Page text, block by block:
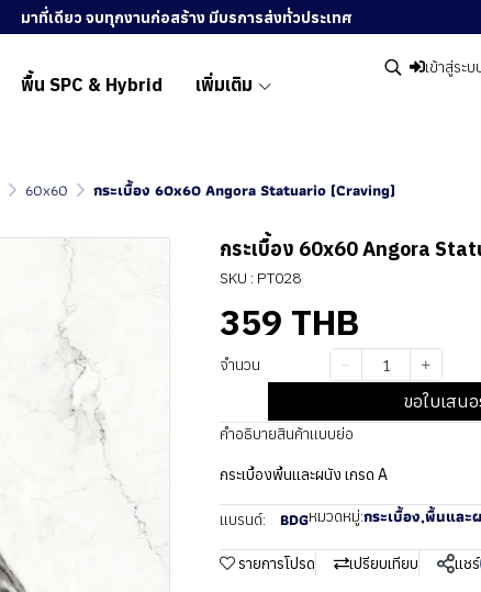
มาที่เดียว จบทุกงานก่อสร้าง มีบรการส่งทั่วประเทศ
พื้น SPC & Hybrid เพิ่มเติม
เข้าสู่ระบ
60x60 กระเบื้อง 60x60 Angora Statuario (Craving)
กระเบื้อง 60x60 Angora
SKU : PT028
359 THB
จำนวน
ขอใบเสนอ
คำอธิบายสินค้าแบบย่อ
กระเบื้องพื้นและผนัง เกรด A
แบรนด์: BDGหมวดหมู่:กระเบื้อง,พื้นและ
รายการโปรด เปรียบเทียบ แชร์